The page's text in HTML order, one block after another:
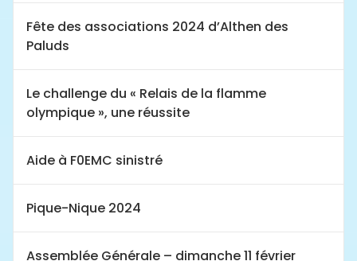
Fête des associations 2024 d’Althen des
Paluds
Le challenge du « Relais de la flamme
olympique », une réussite
Aide à F0EMC sinistré
Pique-Nique 2024
Assemblée Générale – dimanche 11 février